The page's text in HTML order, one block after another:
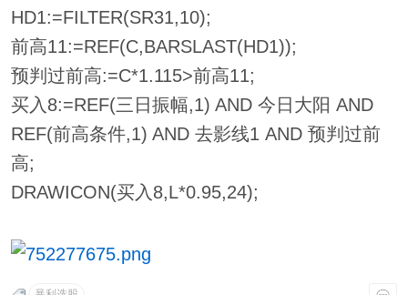
HD1:=FILTER(SR31,10);
前高11:=REF(C,BARSLAST(HD1));
预判过前高:=C*1.115>前高11;
买入8:=REF(三日振幅,1) AND 今日大阳 AND
REF(前高条件,1) AND 去影线1 AND 预判过前
高;
DRAWICON(买入8,L*0.95,24);